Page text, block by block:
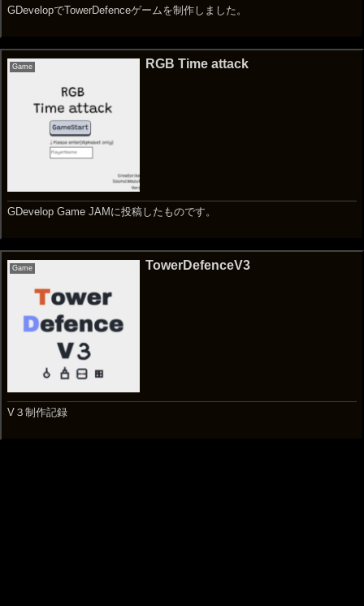
GDevelopでTowerDefenceゲームを制作しました。
Game RGB Time attack
GDevelop Game JAMに投稿したものです。
Game TowerDefenceV3
V３制作記録